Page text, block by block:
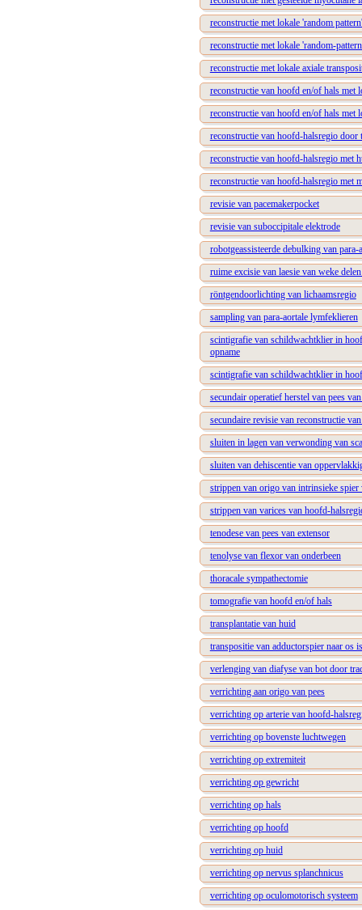
reconstructie met lokale 'random
reconstructie met lokale 'random-
reconstructie met lokale axiale
reconstructie van hoofd en/of hals met
reconstructie van hoofd en/of hals met
reconstructie van hoofd-halsregio door
reconstructie van hoofd-halsregio met
reconstructie van hoofd-halsregio met
revisie van pacemakerpocket
revisie van suboccipitale elektrode
robotgeassisteerde debulking van
ruime excisie van laesie van weke
röntgendoorlichting van lichaamsregio
sampling van para-aortale lymfeklieren
scintigrafie van schildwachtklier in
opname
scintigrafie van schildwachtklier in
secundair operatief herstel van pees
secundaire revisie van reconstructie
sluiten in lagen van verwonding van
sluiten van dehiscentie van
strippen van origo van intrinsieke spier
strippen van varices van hoofd-
tenodese van pees van extensor
tenolyse van flexor van onderbeen
thoracale sympathectomie
tomografie van hoofd en/of hals
transplantatie van huid
transpositie van adductorspier naar os
verlenging van diafyse van bot door
verrichting aan origo van pees
verrichting op arterie van hoofd-
verrichting op bovenste luchtwegen
verrichting op extremiteit
verrichting op gewricht
verrichting op hals
verrichting op hoofd
verrichting op huid
verrichting op nervus splanchnicus
verrichting op oculomotorisch systeem